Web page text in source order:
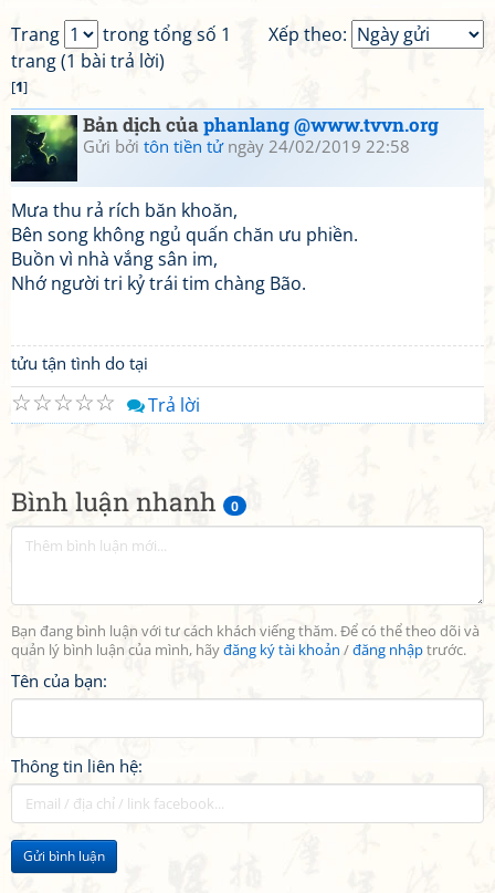
Bình luận nhanh 0
Bạn đang bình luận với tư cách khách viếng thăm. Để có thể theo dõi và
quản lý bình luận của mình, hãyđăng ký tài khoản /đăng nhậptrước.
Tên của bạn:
Thông tin liên hệ:
Gửi bình luận
Xếp theo:
Trang
trong tổng số 1
trang (1 bài trả lời)
[1]
Bản dịch củaphanlang @www.tvvn.org
Gửi bởi tôn tiền tửngày 24/02/2019 22:58
Mưa thu rả rích băn khoăn,
Bên song không ngủ quấn chăn ưu phiền.
Buồn vì nhà vắng sân im,
Nhớ người tri kỷ trái tim chàng Bão.
tửu tận tình do tại
☆
☆
☆
☆
☆ Trả lời